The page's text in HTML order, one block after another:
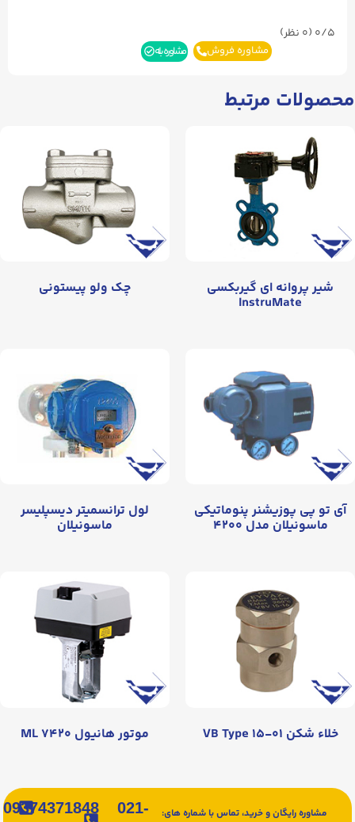
0/5 (۰ نظر)
مشاوره فروش مشاوره بله
محصولات مرتبط
شیر پروانه‌ ای گیربکسی
InstruMate
چک ولو پیستونی
آی تو پی پوزیشنر پنوماتیکی
ماسونیلان مدل ۴۲۰۰
لول ترانسمیتر دیسپلیسر
ماسونیلان
خلاء شکن VB Type ۱۵-۰۱ موتور هانیول ML ۷۴۲۰
مشاوره رایگان و خرید، تماس با شماره های:
021-
09374371848